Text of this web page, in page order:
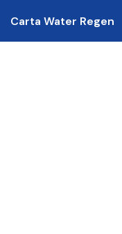
Carta Water Regen